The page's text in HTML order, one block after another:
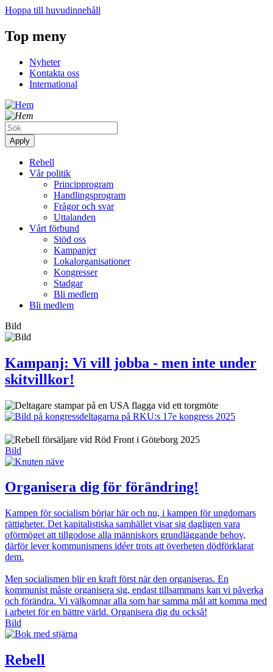
Hoppa till huvudinnehåll
Top meny
Nyheter
Kontakta oss
International
Rebell
Vår politik
Principprogram
Handlingsprogram
Frågor och svar
Uttalanden
Vårt förbund
Stöd oss
Kampanjer
Lokalorganisationer
Kongresser
Stadgar
Bli medlem
Bli medlem
Bild
Kampanj: Vi vill jobba - men inte under
skitvillkor!
Bild
Organisera dig för förändring!
Kampen för socialism börjar här och nu, i kampen för ungdomars
rättigheter. Det kapitalistiska samhället visar sig dagligen vara
oförmöget att tillgodose alla människors grundläggande behov,
därför lever kommunismens idéer trots att överheten dödförklarat
dem.
Men socialismen blir en kraft först när den organiseras. En
kommunist måste organisera sig, endast tillsammans kan vi påverka
och förändra. Vi välkomnar alla som har samma mål att komma med
i arbetet för en bättre värld. Organisera dig du också!
Bild
Rebell